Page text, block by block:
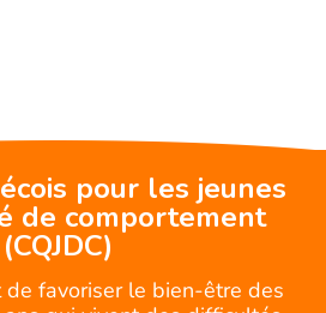
pour les jeunes
de comportement
(CQJDC)
de favoriser le bien-être des